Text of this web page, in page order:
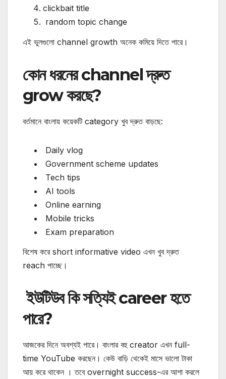
clickbait title
random topic change
এই ভুলগুলো channel growth অনেক কমিয়ে দিতে পারে।
কোন ধরনের channel দ্রুত
grow করছে?
বর্তমানে বাংলায় কয়েকটি category খুব দ্রুত বাড়ছে:
Daily vlog
Government scheme updates
Tech tips
AI tools
Online earning
Mobile tricks
Exam preparation
বিশেষ করে short informative video এখন খুব দ্রুত
reach পাচ্ছে।
ইউটিউব কি সত্যিই career হতে
পারে?
আজকের দিনে অবশ্যই পারে। বাংলার বহু creator এখন full-
time YouTube করছেন। কেউ বাড়ি থেকেই মাসে ভালো টাকা
আয় করে থাকেন ।তবে overnight success-এর আশা করলে